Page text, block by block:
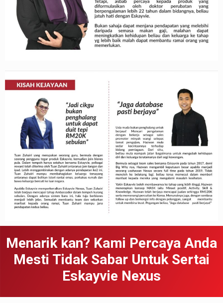
Menarik kan? Kami Percaya Anda
Mesti Tidak Sabar Untuk Sertai
Eskayvie Nexus